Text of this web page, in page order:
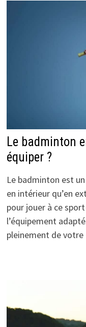
Le badminton
équiper ?
Le badminton est
en intérieur qu’en
pour jouer à ce
l’équipement
pleinement de